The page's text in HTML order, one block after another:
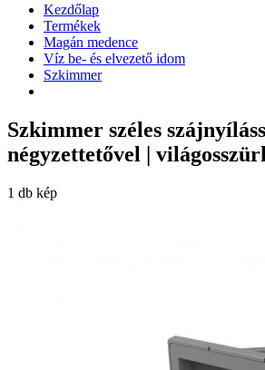
Kezdőlap
Termékek
Magán medence
Víz be- és elvezető idom
Szkimmer
Szkimmer széles
négyzettetővel |
1 db kép